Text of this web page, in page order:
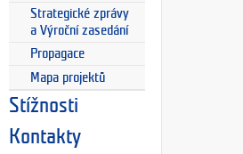
Strategické zprávy
a Výroční zasedání
Propagace
Mapa projektů
Stížnosti
Kontakty